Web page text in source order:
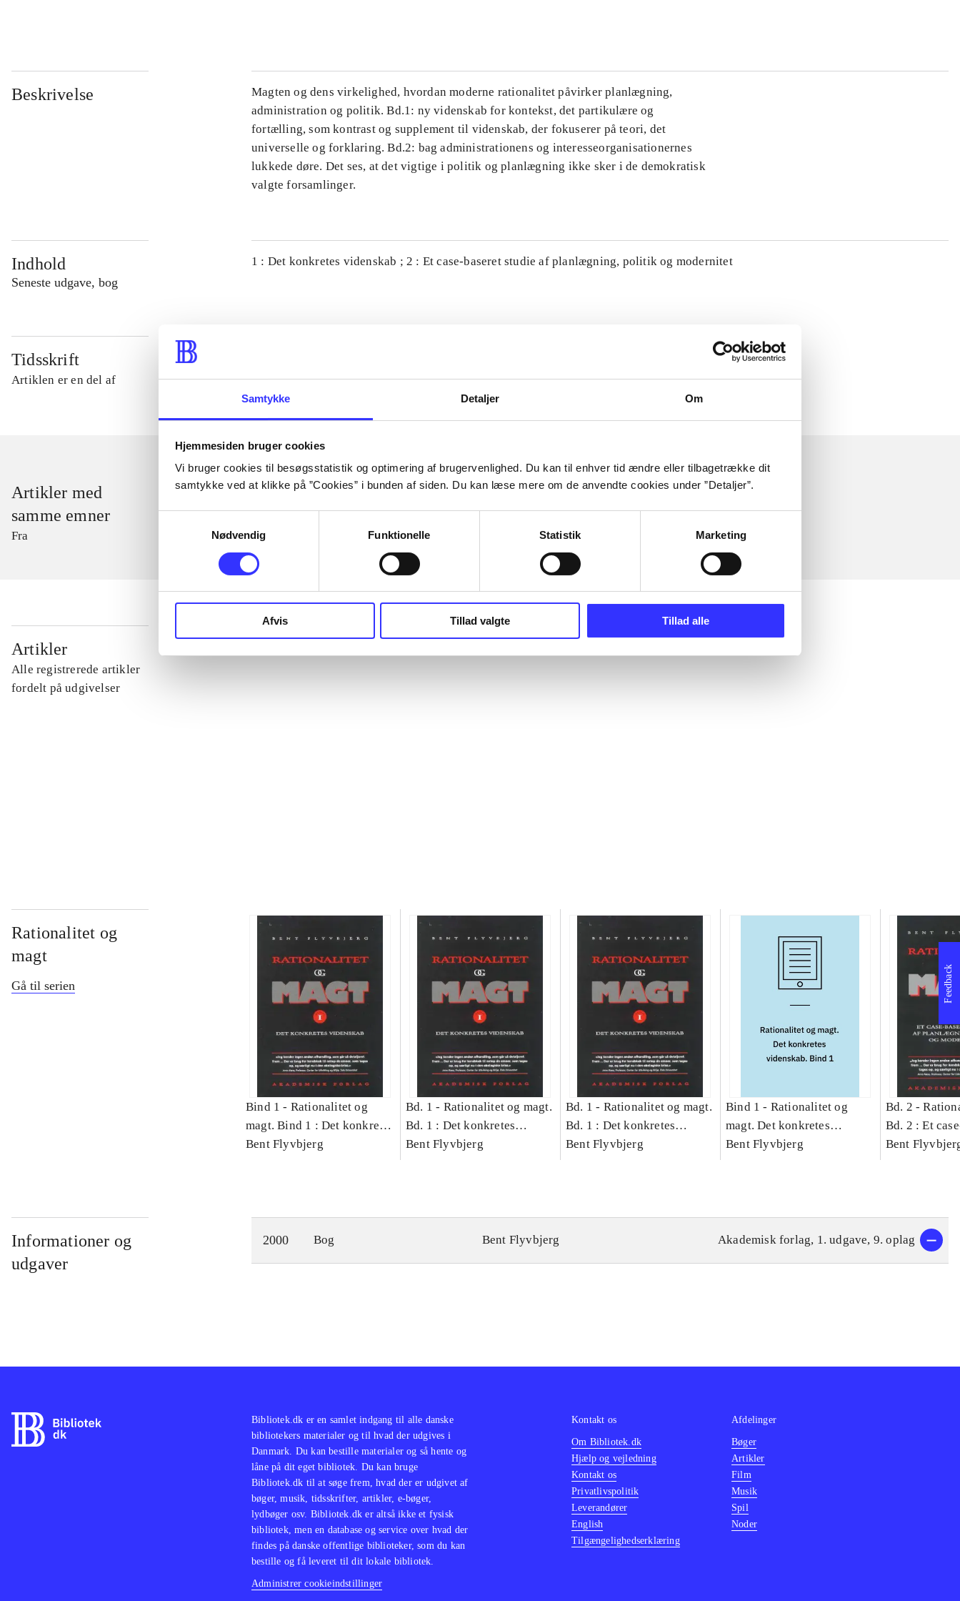
Samtykke Detaljer Om
Hjemmesiden bruger cookies
Vi bruger cookies til besøgsstatistik og optimering af brugervenlighed. Du kan til enhver tid ændre eller tilbagetrække dit
samtykke ved at klikke på ”Cookies” i bunden af siden. Du kan læse mere om de anvendte cookies under ”Detaljer”.
Nødvendig
Funktionelle Statistik Marketing
Afvis Tillad valgte Tillad alle
Beskrivelse
Magten og dens virkelighed, hvordan moderne rationalitet påvirker planlægning,
administration og politik. Bd.1: ny videnskab for kontekst, det partikulære og
fortælling, som kontrast og supplement til videnskab, der fokuserer på teori, det
universelle og forklaring. Bd.2: bag administrationens og interesseorganisationernes
lukkede døre. Det ses, at det vigtige i politik og planlægning ikke sker i de demokratisk
valgte forsamlinger.
Indhold
Seneste udgave, bog
1 : Det konkretes videnskab ; 2 : Et case-baseret studie af planlægning, politik og modernitet
Tidsskrift
Artiklen er en del af
Artikler med
samme emner
Fra
Artikler
Alle registrerede artikler
fordelt på udgivelser
...
Rationalitet og
magt
Gå til serien
Bind 1 - Rationalitet og
magt. Bind 1 : Det konkretes
videnskab
Bent Flyvbjerg
Bd. 1 - Rationalitet og magt.
Bd. 1 : Det konkretes
videnskab
Bent Flyvbjerg
Bd. 1 - Rationalitet og magt.
Bd. 1 : Det konkretes
videnskab
Bent Flyvbjerg
Bind 1 - Rationalitet og
magt. Det konkretes
videnskab. Bind 1
Bent Flyvbjerg
Bd. 2 -
Bd. 2 : Et
studie af
Bent
Informationer og
udgaver
2000 Bog Bent Flyvbjerg Akademisk forlag, 1. udgave, 9. oplag
Feedback
Bibliotek.dk er en samlet indgang til alle danske
bibliotekers materialer og til hvad der udgives i
Danmark. Du kan bestille materialer og så hente og
låne på dit eget bibliotek. Du kan bruge
Bibliotek.dk til at søge frem, hvad der er udgivet af
bøger, musik, tidsskrifter, artikler, e-bøger,
lydbøger osv. Bibliotek.dk er altså ikke et fysisk
bibliotek, men en database og service over hvad der
findes på danske offentlige biblioteker, som du kan
bestille og få leveret til dit lokale bibliotek.
Administrer cookieindstillinger
Kontakt os
Om Bibliotek.dk
Hjælp og vejledning
Kontakt os
Privatlivspolitik
Leverandører
English
Tilgængelighedserklæring
Afdelinger
Bøger
Artikler
Film
Musik
Spil
Noder